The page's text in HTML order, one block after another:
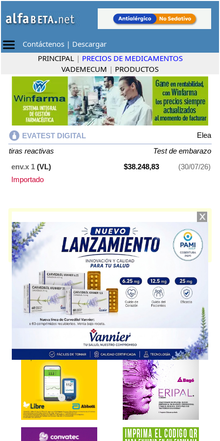
Contáctenos | Descargar
PRINCIPAL | PRECIOS DE MEDICAMENTOS
VADEMECUM | PRODUCTOS
EVATEST DIGITAL
Elea
tiras reactivas
Test de embarazo
env.x 1 (VL) $38.248,83
(30/07/26)
Importado
embarazo. Es producido por Eleay cuenta con 1 presentación
disponible.
Producto importado.
Explorar más
Otros productos contiras reactivas
Otros productos deElea